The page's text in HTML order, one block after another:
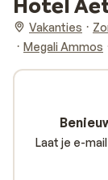
Vakanties
Megali Ammos
Laat je e-